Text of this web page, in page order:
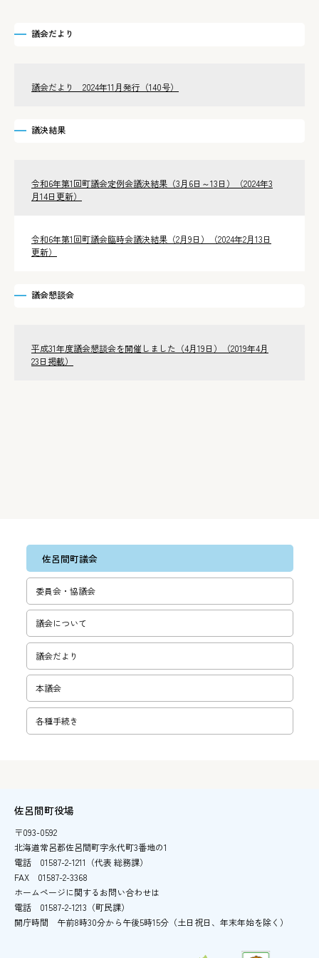
議会だより
議会だより 2024年11月発行（140号）
議決結果
令和6年第1回町議会定例会議決結果（3月6日～13日）（2024年3
月14日更新）
令和6年第1回町議会臨時会議決結果（2月9日）（2024年2月13日
更新）
議会懇談会
平成31年度議会懇談会を開催しました（4月19日）（2019年4月
23日掲載）
佐呂間町議会
委員会・協議会
議会について
議会だより
本議会
各種手続き
佐呂間町役場
〒093-0592
北海道常呂郡佐呂間町字永代町3番地の1
電話
01587-2-1211（代表 総務課）
FAX
01587-2-3368
ホームページに関するお問い合わせは
電話
01587-2-1213（町民課）
開庁時間
午前8時30分から午後5時15分 （土日祝日、年末年始を除く）